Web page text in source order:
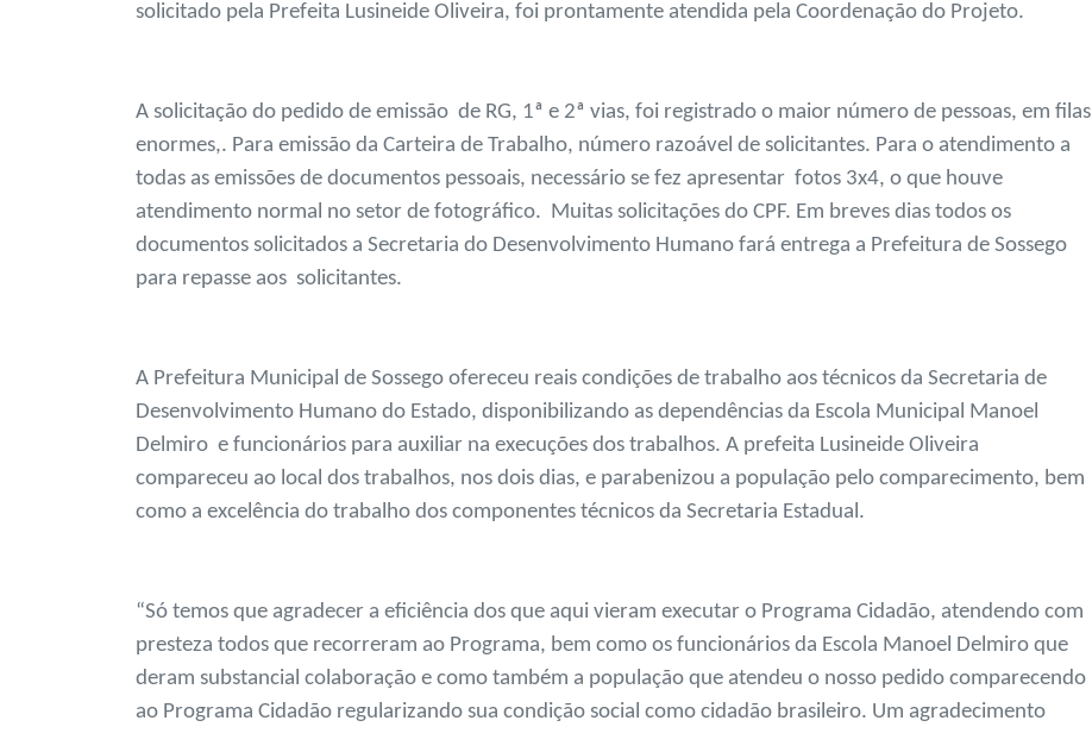
solicitado pela Prefeita Lusineide Oliveira, foi prontamente atendida pela Coordenação do Projeto.
A solicitação do pedido de emissão de RG, 1ª e 2ª vias, foi registrado o maior número de pessoas, em filas
enormes,. Para emissão da Carteira de Trabalho, número razoável de solicitantes. Para o atendimento a
todas as emissões de documentos pessoais, necessário se fez apresentar fotos 3x4, o que houve
atendimento normal no setor de fotográfico. Muitas solicitações do CPF. Em breves dias todos os
documentos solicitados a Secretaria do Desenvolvimento Humano fará entrega a Prefeitura de Sossego
para repasse aos solicitantes.
A Prefeitura Municipal de Sossego ofereceu reais condições de trabalho aos técnicos da Secretaria de
Desenvolvimento Humano do Estado, disponibilizando as dependências da Escola Municipal Manoel
Delmiro e funcionários para auxiliar na execuções dos trabalhos. A prefeita Lusineide Oliveira
compareceu ao local dos trabalhos, nos dois dias, e parabenizou a população pelo comparecimento, bem
como a excelência do trabalho dos componentes técnicos da Secretaria Estadual.
“Só temos que agradecer a eficiência dos que aqui vieram executar o Programa Cidadão, atendendo com
presteza todos que recorreram ao Programa, bem como os funcionários da Escola Manoel Delmiro que
deram substancial colaboração e como também a população que atendeu o nosso pedido comparecendo
ao Programa Cidadão regularizando sua condição social como cidadão brasileiro. Um agradecimento